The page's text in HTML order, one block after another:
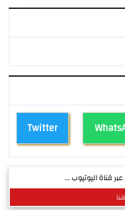
Twitter
عبر قناة اليوتيوب ...